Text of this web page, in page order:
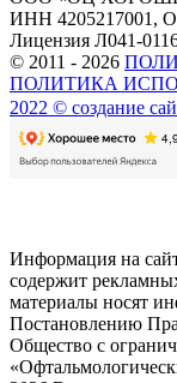
ИНН 4205217001,
Лицензия Л041-
© 2011 - 2026
ПОЛИТИКА
2022 © создание
Информация на
содержит
материалы носят
Постановлению
Общество с